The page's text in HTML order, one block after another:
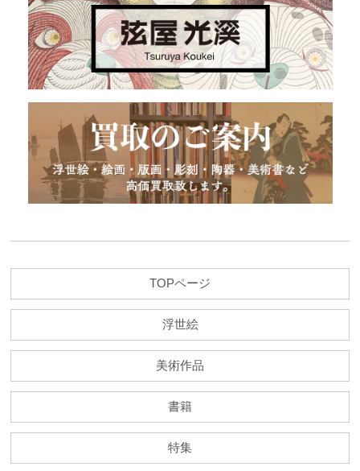
TOPページ
浮世絵
美術作品
書籍
特集